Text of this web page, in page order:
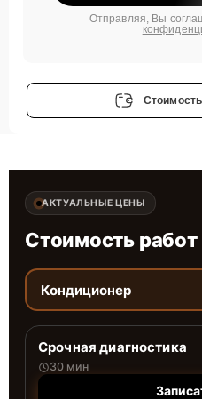
Отправляя, Вы
АКТУАЛЬНЫЕ ЦЕНЫ
Стоимость работ
Кондиционер
Срочная диагностика
30 мин